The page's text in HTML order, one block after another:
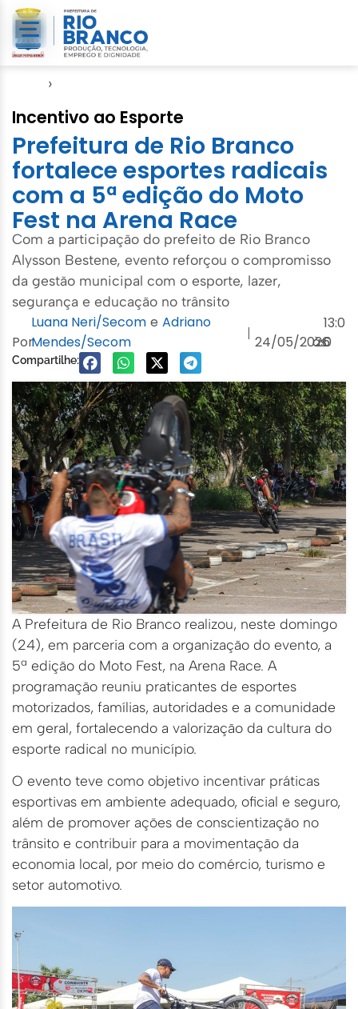
›
Incentivo ao Esporte
Prefeitura de Rio Branco
fortalece esportes radicais
com a 5ª edição do Moto
Fest na Arena Race
Com a participação do prefeito de Rio Branco
Alysson Bestene, evento reforçou o compromisso
da gestão municipal com o esporte, lazer,
segurança e educação no trânsito
Por
Luana Neri/Secom e Adriano
Mendes/Secom
|
24/05/2026
às
13:0
0
Compartilhe:
A Prefeitura de Rio Branco realizou, neste domingo
(24), em parceria com a organização do evento, a
5ª edição do Moto Fest, na Arena Race. A
programação reuniu praticantes de esportes
motorizados, famílias, autoridades e a comunidade
em geral, fortalecendo a valorização da cultura do
esporte radical no município.
O evento teve como objetivo incentivar práticas
esportivas em ambiente adequado, oficial e seguro,
além de promover ações de conscientização no
trânsito e contribuir para a movimentação da
economia local, por meio do comércio, turismo e
setor automotivo.